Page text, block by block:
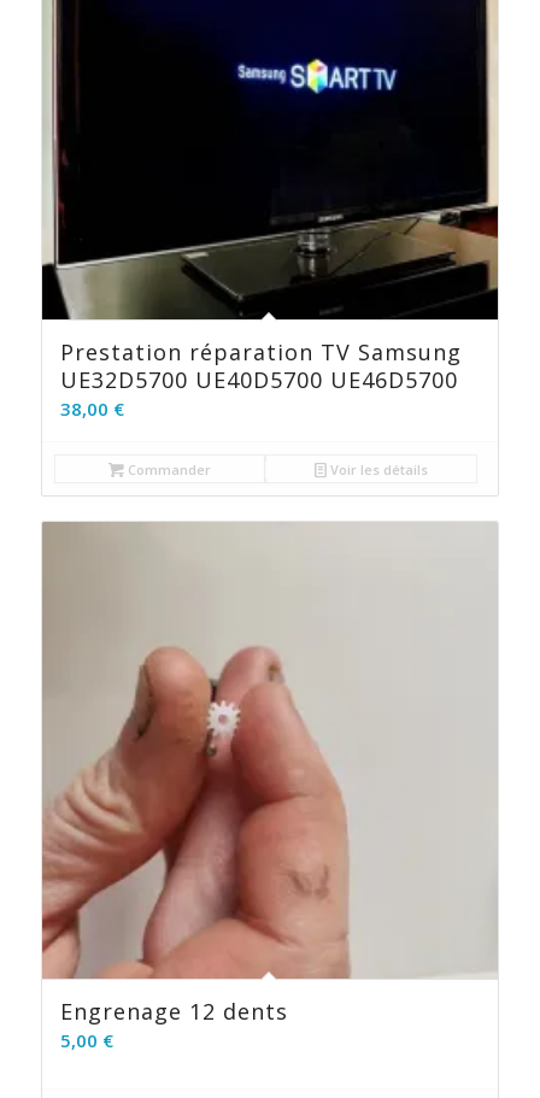
Prestation réparation TV Samsung
UE32D5700 UE40D5700 UE46D5700
38,00 €
Commander Voir les détails
Engrenage 12 dents
5,00 €